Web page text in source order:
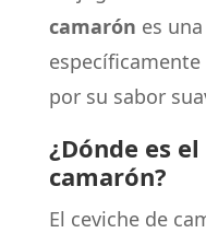
camarón es
por su sabor
¿Dónde es
camarón?
El ceviche de